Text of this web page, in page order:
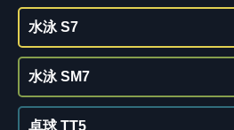
水泳 S7
水泳 SM7
卓球 TT5